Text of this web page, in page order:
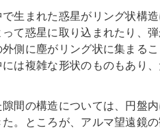
生まれた惑星がリング状構
て惑星に取り込まれたり、
側に塵がリング状に集まる
は複雑な形状のものもあり
間の構造については、円盤
。ところが、アルマ望遠鏡